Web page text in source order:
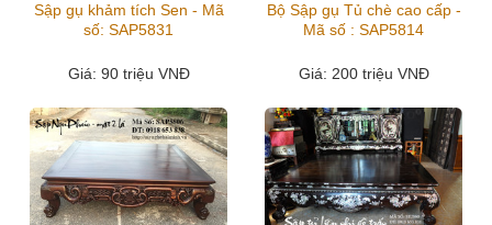
Sập gụ khảm tích Sen - Mã
số: SAP5831
Giá: 90 triệu VNĐ
Bộ Sập gụ Tủ chè cao cấp -
Mã số : SAP5814
Giá: 200 triệu VNĐ